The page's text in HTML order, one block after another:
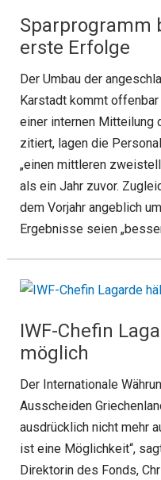
Sparprogramm
erste Erfolge
Der Umbau der
Karstadt kommt offenbar
einer internen Mitteilung
zitiert, lagen die
„einen mittleren
als ein Jahr zuvor.
dem Vorjahr angeblich
Ergebnisse seien
IWF-Chefin
möglich
Der Internationale
Ausscheiden
ausdrücklich nicht mehr
ist eine Möglichkeit“,
Direktorin des Fonds,